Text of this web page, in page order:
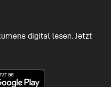
digital lesen. Jetzt